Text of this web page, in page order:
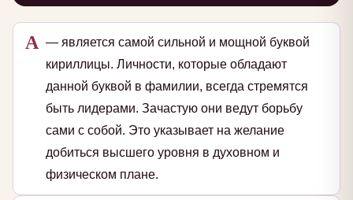
А — является самой сильной и мощной буквой
кириллицы. Личности, которые обладают
данной буквой в фамилии, всегда стремятся
быть лидерами. Зачастую они ведут борьбу
сами с собой. Это указывает на желание
добиться высшего уровня в духовном и
физическом плане.